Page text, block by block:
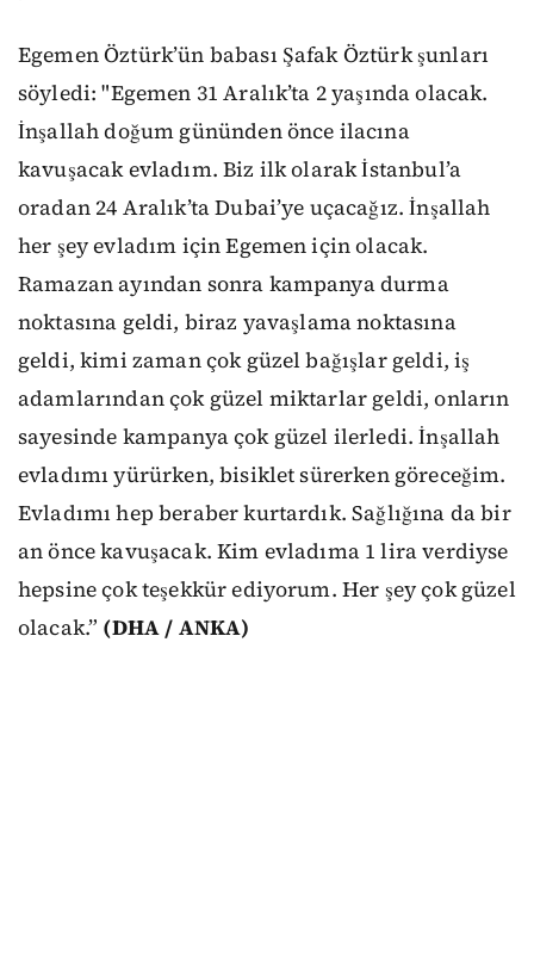
Egemen Öztürk’ün babası Şafak Öztürk şunları
söyledi: "Egemen 31 Aralık’ta 2 yaşında olacak.
İnşallah doğum gününden önce ilacına
kavuşacak evladım. Biz ilk olarak İstanbul’a
oradan 24 Aralık’ta Dubai’ye uçacağız. İnşallah
her şey evladım için Egemen için olacak.
Ramazan ayından sonra kampanya durma
noktasına geldi, biraz yavaşlama noktasına
geldi, kimi zaman çok güzel bağışlar geldi, iş
adamlarından çok güzel miktarlar geldi, onların
sayesinde kampanya çok güzel ilerledi. İnşallah
evladımı yürürken, bisiklet sürerken göreceğim.
Evladımı hep beraber kurtardık. Sağlığına da bir
an önce kavuşacak. Kim evladıma 1 lira verdiyse
hepsine çok teşekkür ediyorum. Her şey çok güzel
olacak.” (DHA / ANKA)